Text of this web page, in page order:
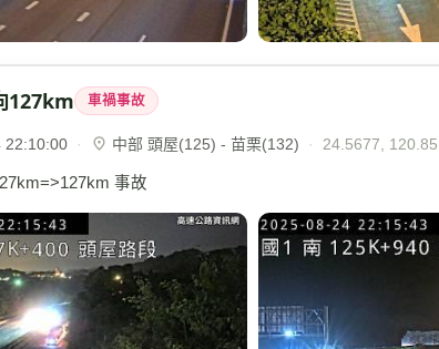
127km 車禍事故
22:10:00 · 中部 頭屋(125) - 苗栗(132) · 24.5677, 120.85
事故